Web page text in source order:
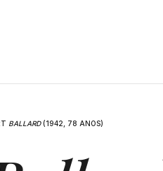
BALLARD(1942, 78 ANOS)